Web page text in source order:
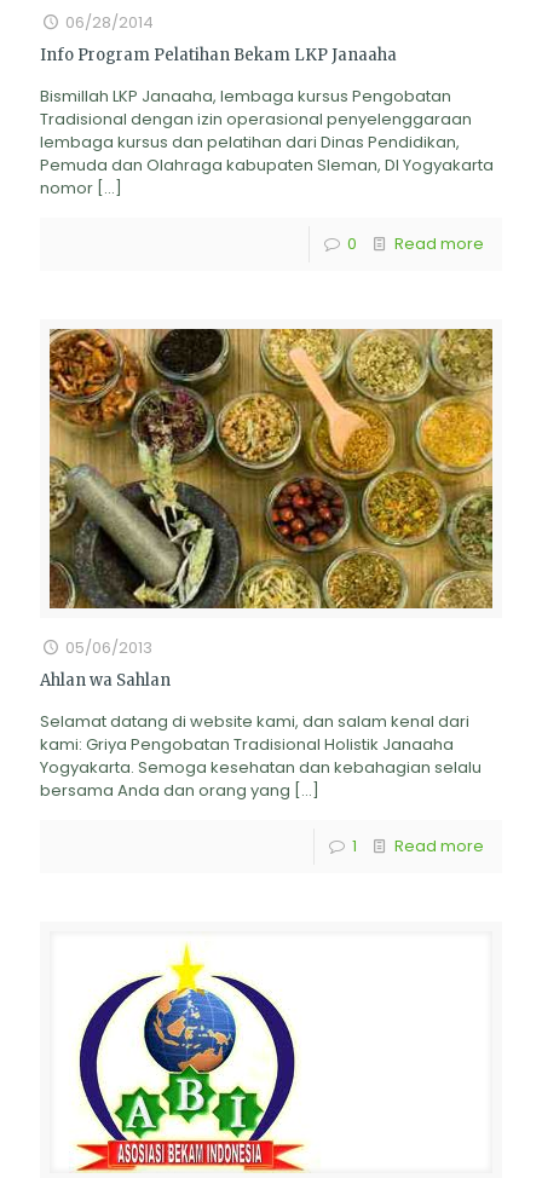
06/28/2014
Info Program Pelatihan Bekam LKP Janaaha
Bismillah LKP Janaaha, lembaga kursus Pengobatan
Tradisional dengan izin operasional penyelenggaraan
lembaga kursus dan pelatihan dari Dinas Pendidikan,
Pemuda dan Olahraga kabupaten Sleman, DI Yogyakarta
nomor […]
0 Read more
05/06/2013
Ahlan wa Sahlan
Selamat datang di website kami, dan salam kenal dari
kami: Griya Pengobatan Tradisional Holistik Janaaha
Yogyakarta. Semoga kesehatan dan kebahagian selalu
bersama Anda dan orang yang […]
1 Read more